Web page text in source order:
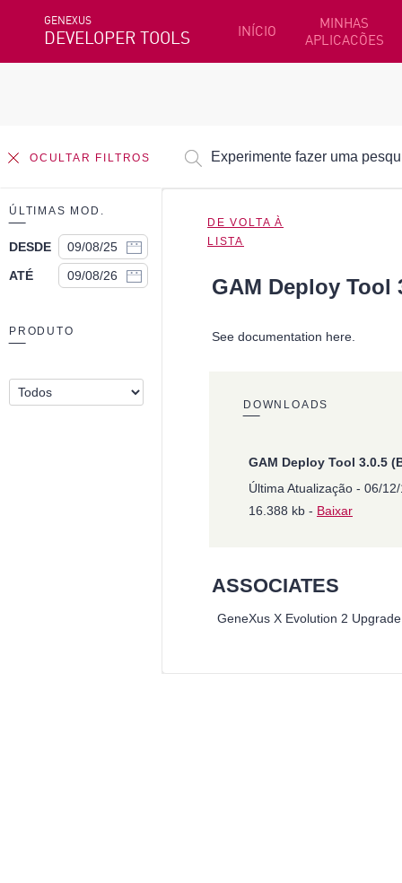
GENEXUS
DEVELOPER TOOLS INÍCIO
MINHAS
APLICACÕES